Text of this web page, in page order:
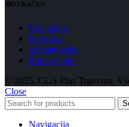
MOJ RAČUN
Moj račun
Košarica
Seznam želja
Primerjalnik
© 2025, CGS Plus Trgovina.
Close
Navigacija